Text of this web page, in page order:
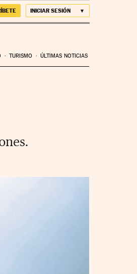
INICIAR SESIÓN
TURISMO ÚLTIMAS NOTICIAS